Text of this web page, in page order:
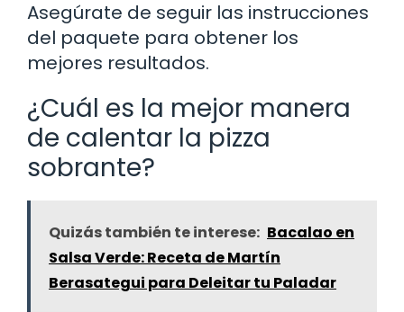
Asegúrate de seguir las instrucciones
del paquete para obtener los
mejores resultados.
¿Cuál es la mejor manera
de calentar la pizza
sobrante?
Quizás también te interese: Bacalao en
Salsa Verde: Receta de Martín
Berasategui para Deleitar tu Paladar